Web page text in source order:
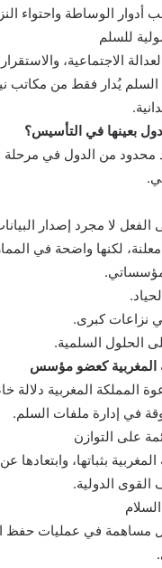
أدوار الوساطة واحتواء
الاجتماعية،
يُدار فقط من مكاتب
دول بعينها في التأسيس؟
محدود من الدول في مرحلة
الفعل لا مجرد إصدار
لكنها واضحة في
نزاعات كبرى.
الحلول السلمية.
المغربية كعضو مؤسس
المملكة المغربية
في إدارة ملفات السلم.
بثباتها،
القوى الدولية.
مساهمة في عمليات حفظ